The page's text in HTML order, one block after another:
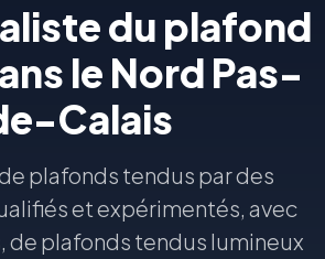
du plafond
le Nord Pas-
Calais
plafonds tendus par des
et expérimentés, avec
de plafonds tendus lumineux